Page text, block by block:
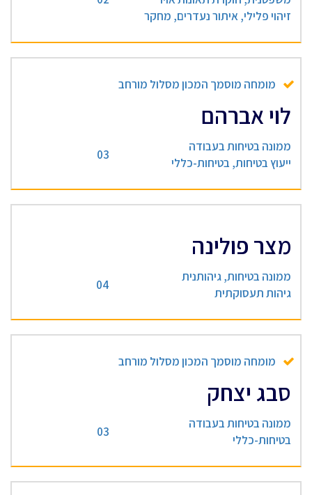
זיהוי פלילי, איתור נעדרים, מחקר
מומחה מוסמך המכון מסלול מורחב
לוי אברהם
ממונה בטיחות בעבודה
ייעוץ בטיחות, בטיחות-כללי
03
מצר פולינה
ממונה בטיחות, גיהותנית
גיהות תעסוקתית
04
מומחה מוסמך המכון מסלול מורחב
סבג יצחק
ממונה בטיחות בעבודה
בטיחות-כללי
03